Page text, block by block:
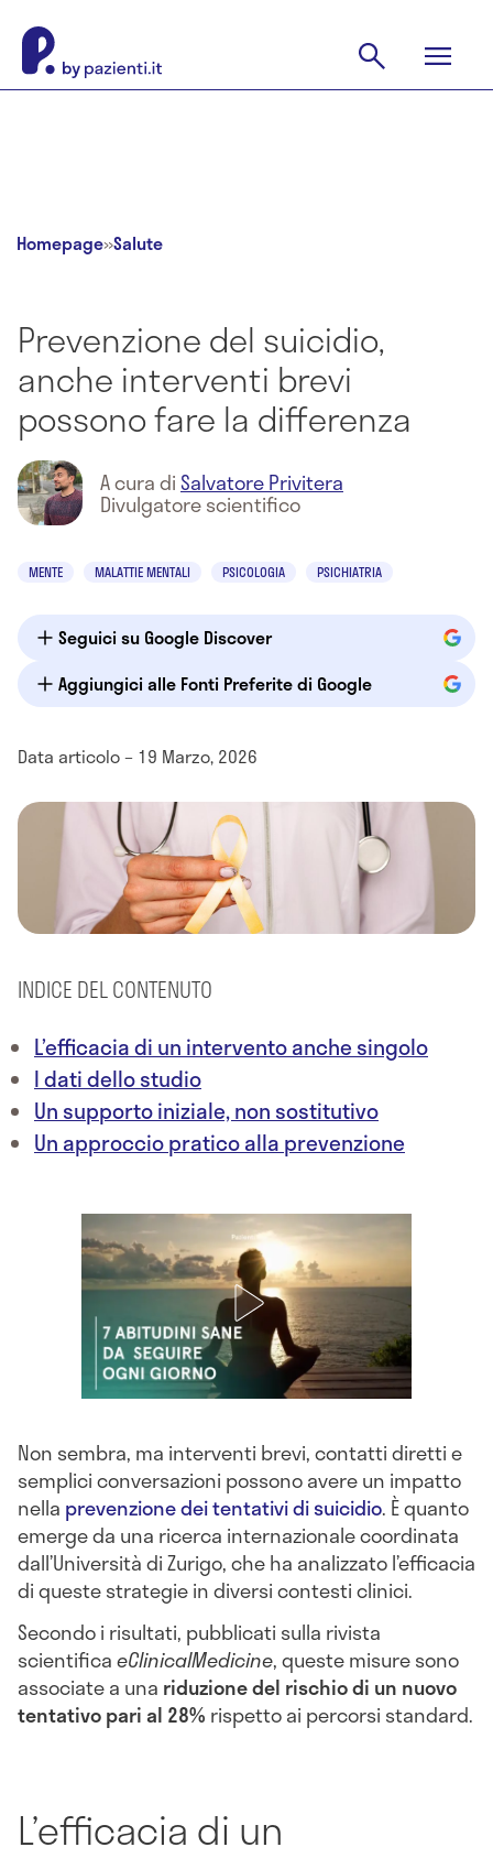
Homepage»Salute
Prevenzione del suicidio,
anche interventi brevi
possono fare la differenza
A cura diSalvatore Privitera
Divulgatore scientifico
MENTE MALATTIE MENTALI PSICOLOGIA PSICHIATRIA
Seguici su Google Discover
Aggiungici alle Fonti Preferite di Google
Data articolo – 19 Marzo, 2026
INDICE DEL CONTENUTO
L’efficacia di un intervento anche singolo
I dati dello studio
Un supporto iniziale, non sostitutivo
Un approccio pratico alla prevenzione
Non sembra, ma interventi brevi, contatti diretti e
semplici conversazioni possono avere un impatto
nella prevenzione dei tentativi di suicidio. È quanto
emerge da una ricerca internazionale coordinata
dall’Università di Zurigo, che ha analizzato l’efficacia
di queste strategie in diversi contesti clinici.
Secondo i risultati, pubblicati sulla rivista
scientificaeClinicalMedicine, queste misure sono
associate a una riduzione del rischio di un nuovo
tentativo pari al 28% rispetto ai percorsi standard.
L’efficacia di un